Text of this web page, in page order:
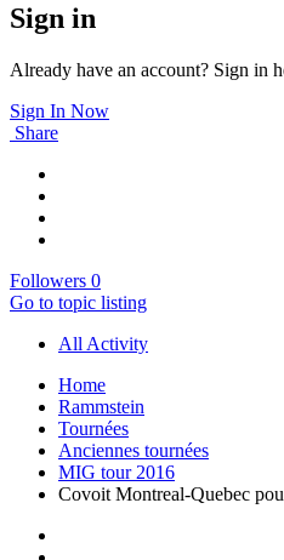
Sign in
Already have an account? Sign in
Sign In Now
Share
Followers 0
Go to topic listing
All Activity
Home
Rammstein
Tournées
Anciennes tournées
MIG tour 2016
Covoit Montreal-Quebec